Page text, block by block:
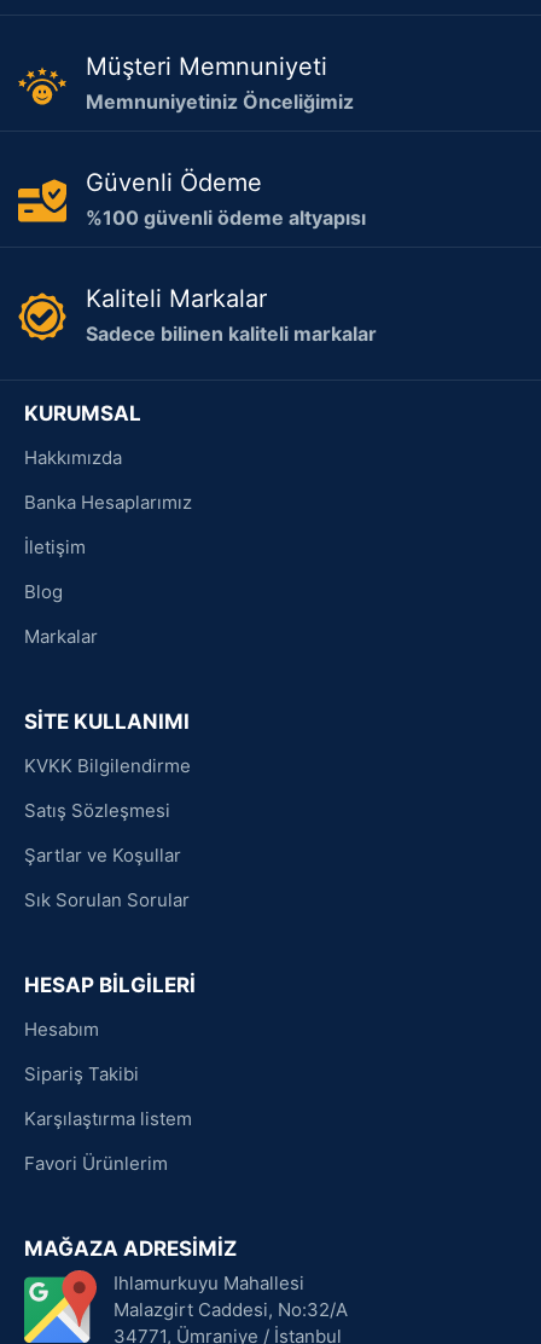
Müşteri Memnuniyeti
Memnuniyetiniz Önceliğimiz
Güvenli Ödeme
%100 güvenli ödeme altyapısı
Kaliteli Markalar
Sadece bilinen kaliteli markalar
KURUMSAL
Hakkımızda
Banka Hesaplarımız
İletişim
Blog
Markalar
SİTE KULLANIMI
KVKK Bilgilendirme
Satış Sözleşmesi
Şartlar ve Koşullar
Sık Sorulan Sorular
HESAP BİLGİLERİ
Hesabım
Sipariş Takibi
Karşılaştırma listem
Favori Ürünlerim
MAĞAZA ADRESİMİZ
Ihlamurkuyu Mahallesi
Malazgirt Caddesi, No:32/A
34771, Ümraniye / İstanbul